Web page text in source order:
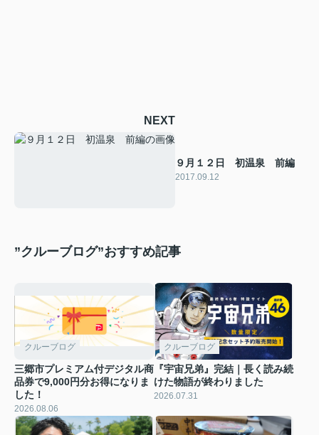
NEXT
９月１２日 初温泉 前編
2017.09.12
”クルーブログ”おすすめ記事
クルーブログ
三郷市プレミアム付デジタル商
品券で9,000円分お得になりま
した！
2026.08.06
クルーブログ
『宇宙兄弟』完結｜長く読み続
けた物語が終わりました
2026.07.31